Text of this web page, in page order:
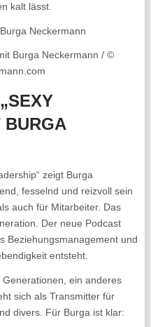
kalt lässt.
Burga Neckermann / ©
BURGA
zeigt Burga
fesselnd und reizvoll sein
auch für Mitarbeiter. Das
Der neue Podcast
Beziehungsmanagement und
entsteht.
ein anderes
sich als Transmitter für
divers. Für Burga ist klar: